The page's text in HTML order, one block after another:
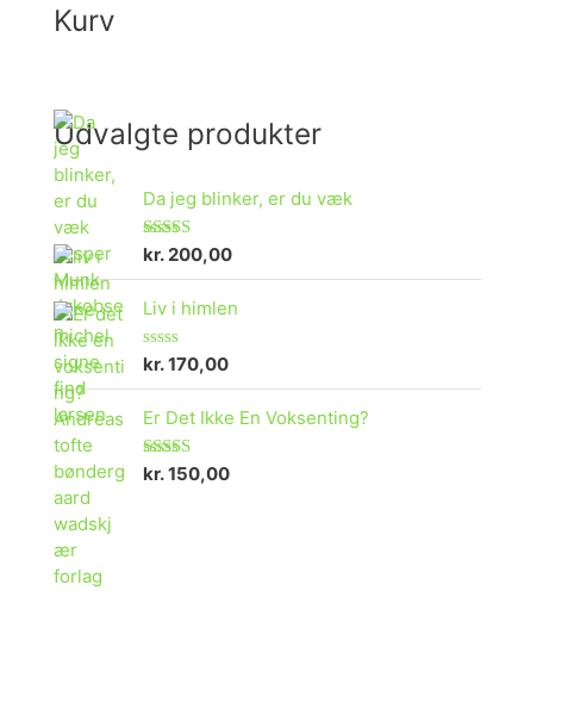
Kurv
Udvalgte produkter
Da jeg blinker, er du væk
Vurderet
kr.200,00
Liv i himlen
V
d
r
e
kr.170,00
Er Det Ikke En Voksenting?
Vurderet
ud af 5
kr.150,00